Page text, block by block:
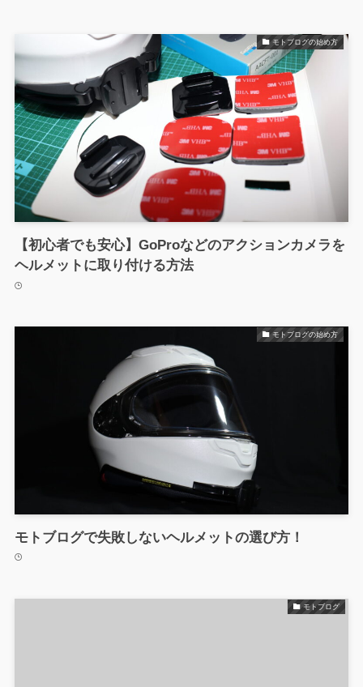
モトブログの始め方
【初心者でも安心】GoProなどのアクションカメラを
ヘルメットに取り付ける方法
モトブログの始め方
モトブログで失敗しないヘルメットの選び方！
モトブログ